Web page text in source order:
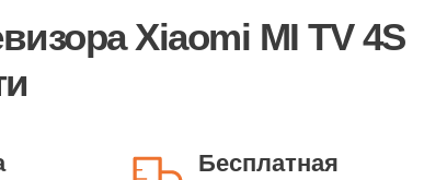
Xiaomi MI TV 4S
Бесплатная